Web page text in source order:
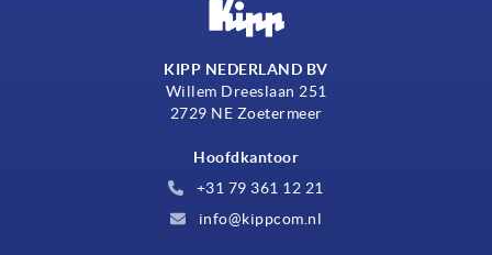
KIPP NEDERLAND BV
Willem Dreeslaan 251
2729 NE Zoetermeer
Hoofdkantoor
+31 79 361 12 21
info@kippcom.nl